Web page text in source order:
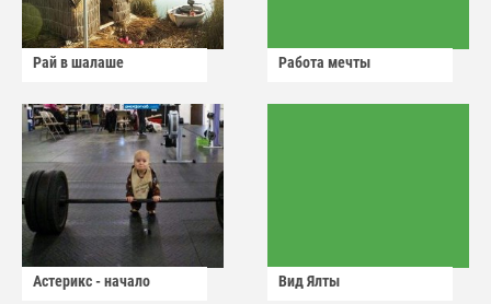
Рай в шалаше Работа мечты
Астерикс - начало Вид Ялты